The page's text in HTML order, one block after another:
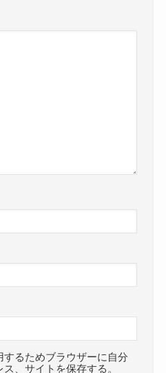
するためブラウザーに自分
、サイトを保存する。